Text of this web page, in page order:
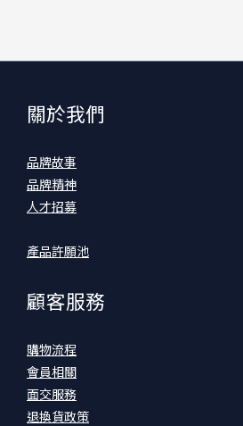
關於我們
品牌故事
品牌精神
人才招募
產品許願池
顧客服務
購物流程
會員相關
面交服務
退換貨政策